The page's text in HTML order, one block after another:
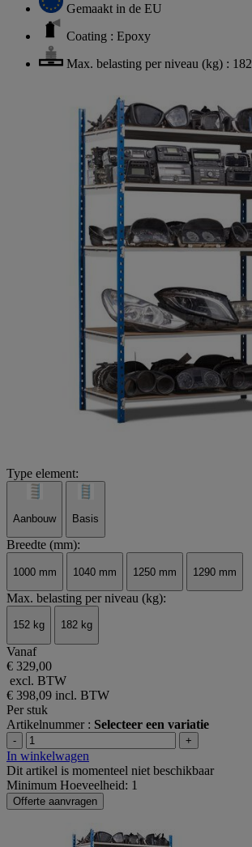
Gemaakt in de EU
Coating : Epoxy
Max. belasting per niveau (kg) : 182
Type element:
Aanbouw Basis
Breedte (mm):
1000 mm 1040 mm 1250 mm 1290 mm
Max. belasting per niveau (kg):
152 kg 182 kg
Vanaf
€ 329,00
excl. BTW
€ 398,09 incl. BTW
Per stuk
Artikelnummer : Selecteer een variatie
- +
In winkelwagen
Dit artikel is momenteel niet beschikbaar
Minimum Hoeveelheid: 1
Offerte aanvragen